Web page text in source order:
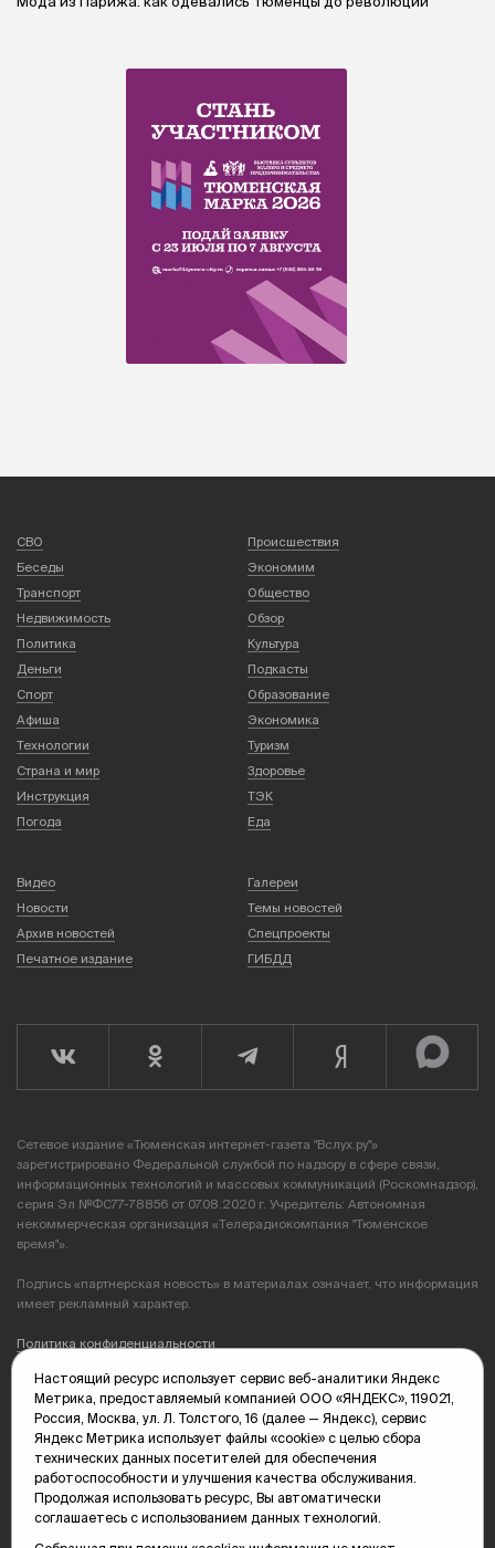
СВО
Происшествия
Беседы
Экономим
Транспорт
Общество
Недвижимость
Обзор
Политика
Культура
Деньги
Подкасты
Спорт
Образование
Афиша
Экономика
Технологии
Туризм
Страна и мир
Здоровье
Инструкция
ТЭК
Погода
Еда
Видео
Галереи
Новости
Темы новостей
Архив новостей
Спецпроекты
Печатное издание
ГИБДД
Сетевое издание «Тюменская интернет-газета "Вслух.ру"»
зарегистрировано Федеральной службой по надзору в сфере связи,
информационных технологий и массовых коммуникаций (Роскомнадзор),
серия Эл №ФС77-78856 от 07.08.2020 г. Учредитель: Автономная
некоммерческая организация «Телерадиокомпания "Тюменское
время"».
Подпись «партнерская новость» в материалах означает, что информация
имеет рекламный характер.
Политика конфиденциальности
Редакция: 625035, Тюмень, пр. Геологоразведчиков, 28А
(3452) 68-89-05
edit@vsluh.ru
Главный редактор: Панкина Т.Ю.
kika@vsluh.ru
По вопросам рекламы:
(3452) 68-89-78
Настоящий ресурс использует сервис веб-аналитики Яндекс
Метрика, предоставляемый компанией ООО «ЯНДЕКС», 119021,
Россия, Москва, ул. Л. Толстого, 16 (далее — Яндекс), сервис
Яндекс Метрика использует файлы «cookie» с целью сбора
технических данных посетителей для обеспечения
работоспособности и улучшения качества обслуживания.
Продолжая использовать ресурс, Вы автоматически
соглашаетесь с использованием данных технологий.